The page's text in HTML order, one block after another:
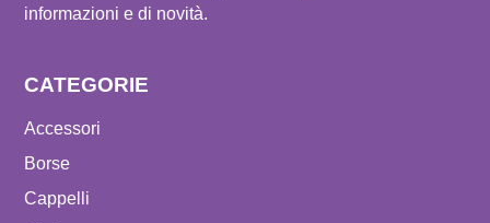
informazioni e di novità.
CATEGORIE
Accessori
Borse
Cappelli